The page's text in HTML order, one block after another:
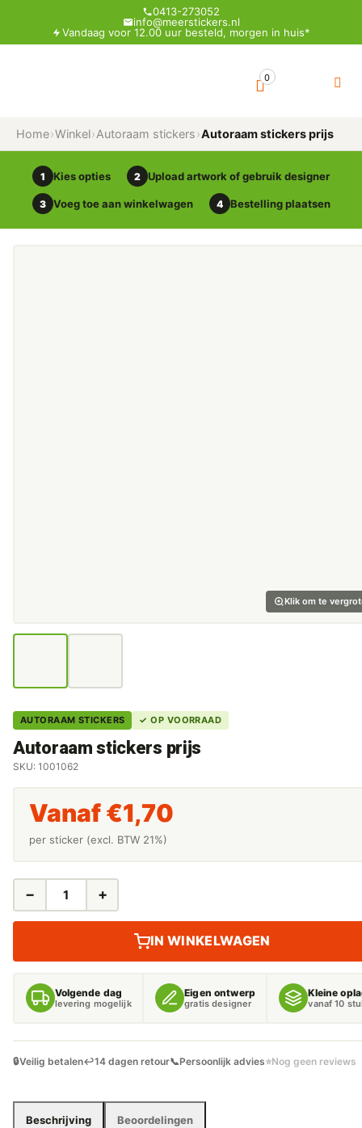
0413-273052
info@meerstickers.nl
Vandaag voor 12.00 uur besteld, morgen in huis*
0
Home›Winkel›Autoraam stickers›Autoraam stickers prijs
1 Kies opties 2 Upload artwork of gebruik designer
3 Voeg toe aan winkelwagen 4 Bestelling plaatsen
Klik om te
AUTORAAM STICKERS ✓ OP VOORRAAD
Autoraam stickers prijs
SKU: 1001062
Vanaf €1,70
per sticker (excl. BTW 21%)
AUTORAAM
− +
IN WINKELWAGEN
Volgende dag
levering mogelijk
Eigen ontwerp
gratis designer
Kleine
vanaf 10
🔒Veilig betalen↩️14 dagen retour📞Persoonlijk advies⭐Nog geen reviews
Beschrijving Beoordelingen